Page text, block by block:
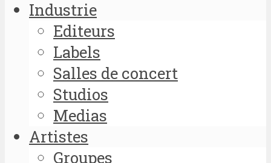
Industrie
Editeurs
Labels
Salles de concert
Studios
Medias
Artistes
Groupes